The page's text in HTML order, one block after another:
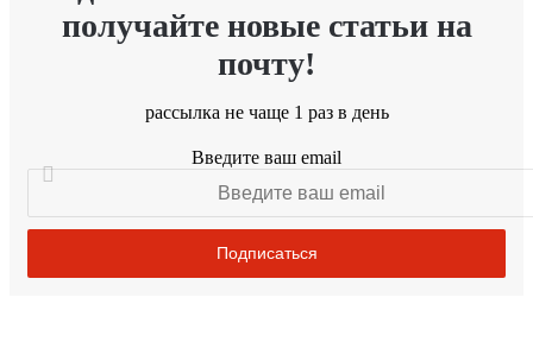
получайте новые статьи на
почту!
рассылка не чаще 1 раз в день
Введите ваш email